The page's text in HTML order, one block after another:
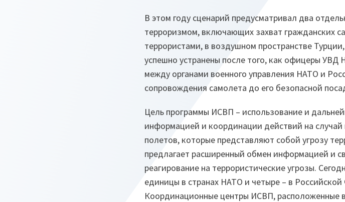
В этом году сценарий предусматривал два
терроризмом, включающих захват гражданских
террористами, в воздушном пространстве
успешно устранены после того, как офицеры
между органами военного управления НАТО и
сопровождения самолета до его безопасной
Цель программы ИСВП – использование и
информацией и координации действий на
полетов, которые представляют собой угрозу
предлагает расширенный обмен информацией и
реагирование на террористические угрозы.
единицы в странах НАТО и четыре – в
Координационные центры ИСВП, расположенные